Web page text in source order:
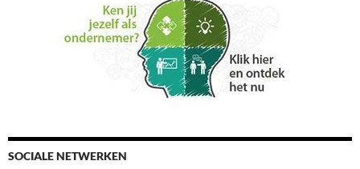
SOCIALE NETWERKEN